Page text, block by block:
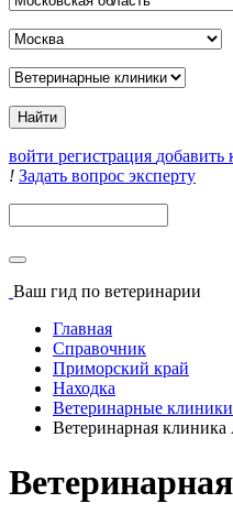
войти регистрация
! Задать вопрос эксперту
Ваш гид по ветеринарии
Главная
Справочник
Приморский край
Находка
Ветеринарные клиники
Ветеринарная клиника